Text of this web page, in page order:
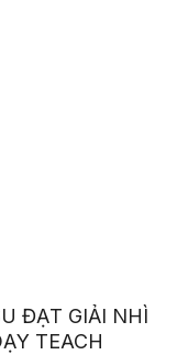
ĐẠT GIẢI NHÌ
TEACH